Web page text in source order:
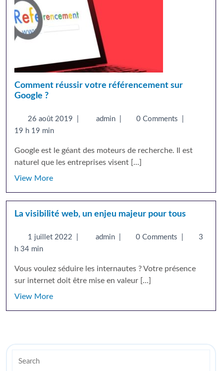
Comment réussir votre référencement sur
Google ?
26 août 2019 admin 0 Comments
19 h 19 min
Google est le géant des moteurs de recherche. Il est
naturel que les entreprises visent [...]
View More
La visibilité web, un enjeu majeur pour tous
1 juillet 2022 admin 0 Comments
3
h 34 min
Vous voulez séduire les internautes ? Votre présence
sur internet doit être mise en valeur [...]
View More